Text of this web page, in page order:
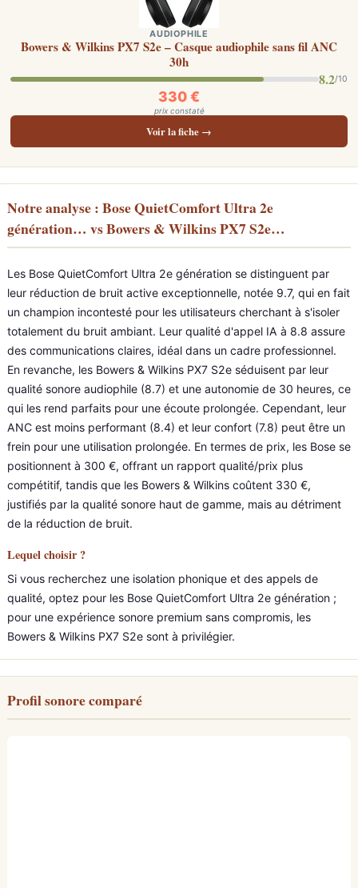
AUDIOPHILE
Bowers & Wilkins PX7 S2e – Casque audiophile sans fil ANC
30h
8.2/10
330 €
prix constaté
Voir la fiche →
Notre analyse : Bose QuietComfort Ultra 2e
génération… vs Bowers & Wilkins PX7 S2e…
Les Bose QuietComfort Ultra 2e génération se distinguent par
leur réduction de bruit active exceptionnelle, notée 9.7, qui en fait
un champion incontesté pour les utilisateurs cherchant à s'isoler
totalement du bruit ambiant. Leur qualité d'appel IA à 8.8 assure
des communications claires, idéal dans un cadre professionnel.
En revanche, les Bowers & Wilkins PX7 S2e séduisent par leur
qualité sonore audiophile (8.7) et une autonomie de 30 heures, ce
qui les rend parfaits pour une écoute prolongée. Cependant, leur
ANC est moins performant (8.4) et leur confort (7.8) peut être un
frein pour une utilisation prolongée. En termes de prix, les Bose se
positionnent à 300 €, offrant un rapport qualité/prix plus
compétitif, tandis que les Bowers & Wilkins coûtent 330 €,
justifiés par la qualité sonore haut de gamme, mais au détriment
de la réduction de bruit.
Lequel choisir ?
Si vous recherchez une isolation phonique et des appels de
qualité, optez pour les Bose QuietComfort Ultra 2e génération ;
pour une expérience sonore premium sans compromis, les
Bowers & Wilkins PX7 S2e sont à privilégier.
Profil sonore comparé